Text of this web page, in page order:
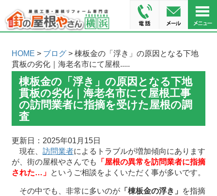
HOME > ブログ> 棟板金の「浮き」の原因となる下地
貫板の劣化｜海老名市にて屋根.....
棟板金の「浮き」の原因となる下地
貫板の劣化｜海老名市にて屋根工事
の訪問業者に指摘を受けた屋根の調
査
更新日：2025年01月15日
現在、 訪問業者によるトラブルが増加傾向にあります
が、街の屋根やさんでも
「屋根の異常を訪問業者に指摘
された…」 というご相談をよくいただく事が多いです。
その中でも、非常に多いのが「棟板金の浮き」
を指摘